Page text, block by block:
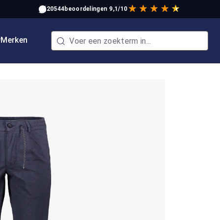
20544beoordelingen 9,1/10
Merken